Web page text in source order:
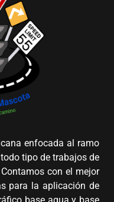
enfocada al ramo
tipo de trabajos de
con el mejor
para la aplicación de